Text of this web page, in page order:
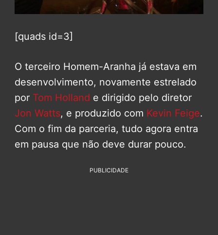
[quads id=3]
O terceiro Homem-Aranha já estava em
desenvolvimento, novamente estrelado
por Tom Holland e dirigido pelo diretor
Jon Watts, e produzido com Kevin Feige.
Com o fim da parceria, tudo agora entra
em pausa que não deve durar pouco.
PUBLICIDADE